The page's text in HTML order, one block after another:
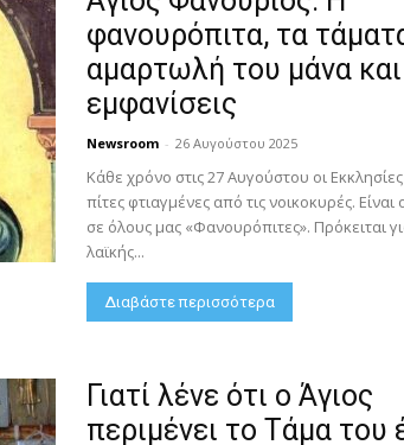
φανουρόπιτα, τα
αμαρτωλή του μάνα και
εμφανίσεις
Newsroom - 26 Αυγούστου 2025
Κάθε χρόνο στις 27 Αυγούστου οι
πίτες φτιαγμένες από τις νοικοκυρές. Είναι
σε όλους μας «Φανουρόπιτες». Πρόκειται
λαϊκής...
Διαβάστε περισσότερα
Γιατί λένε ότι ο Άγιος
περιμένει το Τάμα του